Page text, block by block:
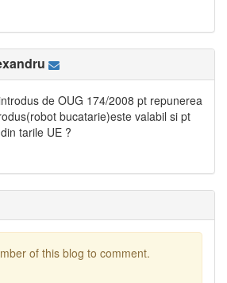
de OUG 174/2008 pt repunerea
bucatarie)este valabil si pt
tarile UE ?
of this blog to comment.